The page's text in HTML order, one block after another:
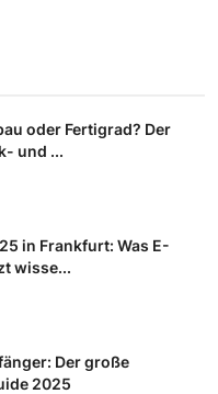
oder Fertigrad? Der
und ...
in Frankfurt: Was E-
wisse...
Der große
2025